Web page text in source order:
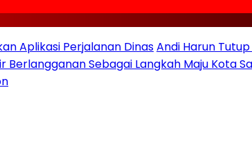
Aplikasi Perjalanan DinasAndi Harun
Berlangganan Sebagai Langkah Maju Kota